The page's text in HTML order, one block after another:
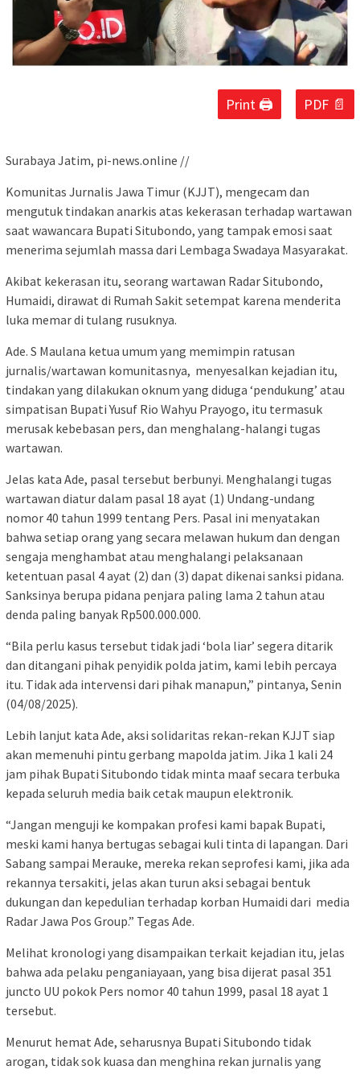
Print 🖨 PDF 📄
Surabaya Jatim, pi-news.online //
Komunitas Jurnalis Jawa Timur (KJJT), mengecam dan
mengutuk tindakan anarkis atas kekerasan terhadap wartawan
saat wawancara Bupati Situbondo, yang tampak emosi saat
menerima sejumlah massa dari Lembaga Swadaya Masyarakat.
Akibat kekerasan itu, seorang wartawan Radar Situbondo,
Humaidi, dirawat di Rumah Sakit setempat karena menderita
luka memar di tulang rusuknya.
Ade. S Maulana ketua umum yang memimpin ratusan
jurnalis/wartawan komunitasnya, menyesalkan kejadian itu,
tindakan yang dilakukan oknum yang diduga ‘pendukung’ atau
simpatisan Bupati Yusuf Rio Wahyu Prayogo, itu termasuk
merusak kebebasan pers, dan menghalang-halangi tugas
wartawan.
Jelas kata Ade, pasal tersebut berbunyi. Menghalangi tugas
wartawan diatur dalam pasal 18 ayat (1) Undang-undang
nomor 40 tahun 1999 tentang Pers. Pasal ini menyatakan
bahwa setiap orang yang secara melawan hukum dan dengan
sengaja menghambat atau menghalangi pelaksanaan
ketentuan pasal 4 ayat (2) dan (3) dapat dikenai sanksi pidana.
Sanksinya berupa pidana penjara paling lama 2 tahun atau
denda paling banyak Rp500.000.000.
“Bila perlu kasus tersebut tidak jadi ‘bola liar’ segera ditarik
dan ditangani pihak penyidik polda jatim, kami lebih percaya
itu. Tidak ada intervensi dari pihak manapun,” pintanya, Senin
(04/08/2025).
Lebih lanjut kata Ade, aksi solidaritas rekan-rekan KJJT siap
akan memenuhi pintu gerbang mapolda jatim. Jika 1 kali 24
jam pihak Bupati Situbondo tidak minta maaf secara terbuka
kepada seluruh media baik cetak maupun elektronik.
“Jangan menguji ke kompakan profesi kami bapak Bupati,
meski kami hanya bertugas sebagai kuli tinta di lapangan. Dari
Sabang sampai Merauke, mereka rekan seprofesi kami, jika ada
rekannya tersakiti, jelas akan turun aksi sebagai bentuk
dukungan dan kepedulian terhadap korban Humaidi dari media
Radar Jawa Pos Group.” Tegas Ade.
Melihat kronologi yang disampaikan terkait kejadian itu, jelas
bahwa ada pelaku penganiayaan, yang bisa dijerat pasal 351
juncto UU pokok Pers nomor 40 tahun 1999, pasal 18 ayat 1
tersebut.
Menurut hemat Ade, seharusnya Bupati Situbondo tidak
arogan, tidak sok kuasa dan menghina rekan jurnalis yang